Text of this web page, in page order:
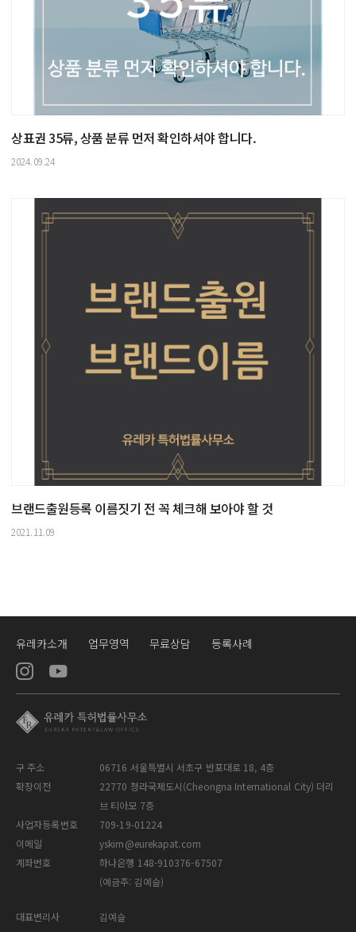
상표권 35류, 상품 분류 먼저 확인하셔야 합니다.
2024.09.24
브랜드출원등록 이름짓기 전 꼭 체크해 보아야 할 것
2021.11.09
유레카소개 업무영역 무료상담 등록사례
구 주소
06716 서울특별시 서초구 반포대로 18, 4층
확장이전
22770 청라국제도시(Cheongna International City) 더리
브 티아모 7층
사업자등록번호
709-19-01224
이메일
yskim@eurekapat.com
계좌번호
하나은행 148-910376-67507
(예금주: 김예슬)
대표변리사
김예슬